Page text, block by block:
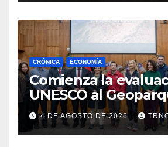
CRÓNICA ECONOMÍA
Comienza la
UNESCO al
Aspirante
Maule
4 DE AGOSTO DE 2026